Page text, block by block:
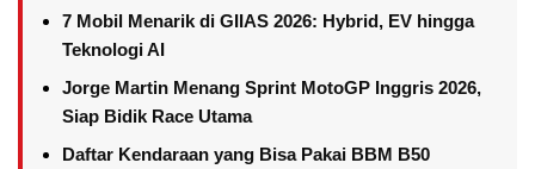
7 Mobil Menarik di GIIAS 2026: Hybrid, EV hingga
Teknologi AI
Jorge Martin Menang Sprint MotoGP Inggris 2026,
Siap Bidik Race Utama
Daftar Kendaraan yang Bisa Pakai BBM B50